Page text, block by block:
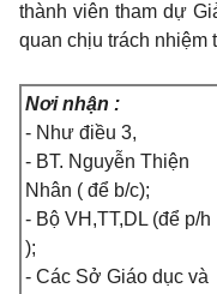
thành viên tham dự
quan chịu trách nhiệm
Nơi nhận :
- Như điều 3,
- BT. Nguyễn Thiện
Nhân ( để b/c);
- Bộ VH,TT,DL (để p/h
);
- Các Sở Giáo dục và